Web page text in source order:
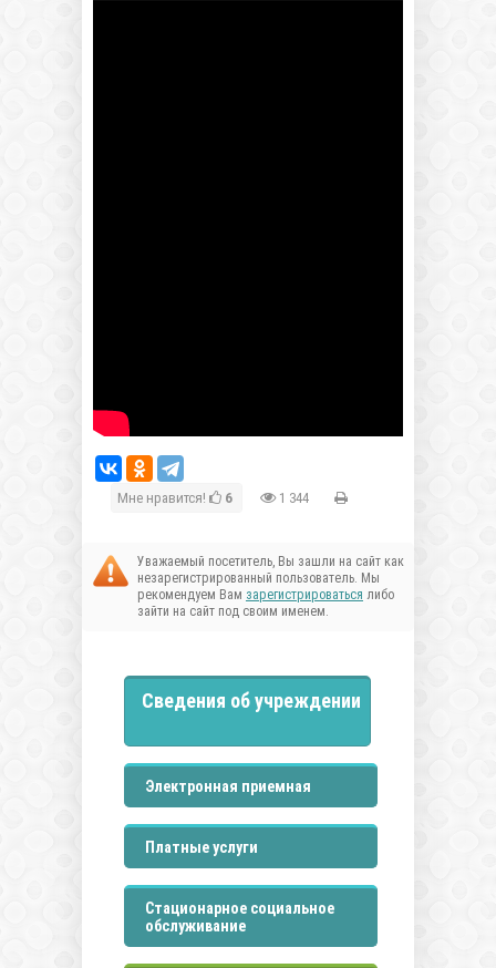
Мне нравится! 6 1 344
Уважаемый посетитель, Вы зашли на сайт как
незарегистрированный пользователь. Мы
рекомендуем Вам зарегистрироваться либо
зайти на сайт под своим именем.
Сведения об учреждении
Электронная приемная
Платные услуги
Стационарное социальное
обслуживание